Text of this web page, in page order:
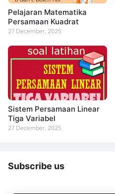
Pelajaran Matematika
Persamaan Kuadrat
27 December, 2025
Sistem Persamaan Linear
Tiga Variabel
27 December, 2025
Subscribe us